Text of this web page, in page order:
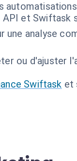
API et
analyse
ou d'ajuster
Swiftask et